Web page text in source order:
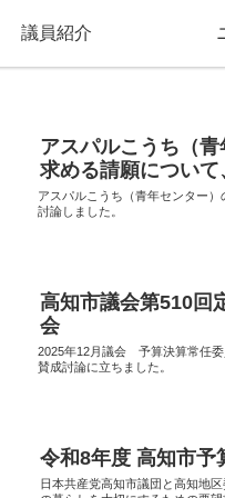
議員紹介
アスパルこうち（
求める請願について
アスパルこうち（青年センター
討論しました。
高知市議会第510
会
2025年12月議会 予算決算常任委
賛成討論に立ちました。
令和8年度 高知市予
日本共産党高知市議団と高知地